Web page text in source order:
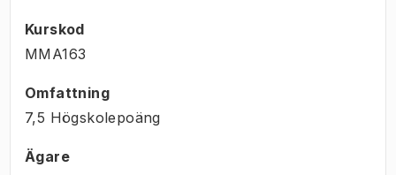
Kurskod
MMA163
Omfattning
7,5 Högskolepoäng
Ägare